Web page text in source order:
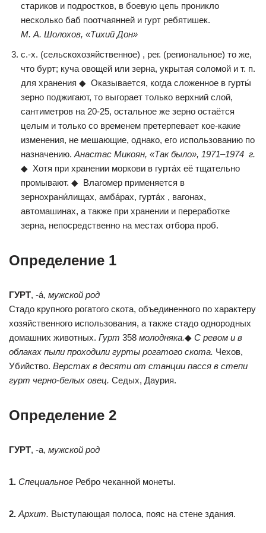
стариков и подростков, в боевую цепь проникло
несколько баб поотчаянней и гурт ребятишек.
М. А. Шолохов, «Тихий Дон»
с.-х. (сельскохозяйственное) , рег. (региональное) то же,
что бурт; куча овощей или зерна, укрытая соломой и т. п.
для хранения ◆ Оказывается, когда сложенное в гурты́
зерно поджигают, то выгорает только верхний слой,
сантиметров на 20-25, остальное же зерно остаётся
целым и только со временем претерпевает кое-какие
изменения, не мешающие, однако, его использованию по
назначению. Анастас Микоян, «Так было», 1971–1974 г.
◆ Хотя при хранении моркови в гурта́х её тщательно
промывают. ◆ Влагомер применяется в
зернохрани́лищах, амба́рах, гурта́х , вагонах,
автомашинах, а также при хранении и переработке
зерна, непосредственно на местах отбора проб.
Определение 1
ГУРТ, -а́, мужской род
Стадо крупного рогатого скота, объединенного по характеру
хозяйственного использования, а также стадо однородных
домашних животных. Гурт 358 молодняка.◆ С ревом и в
облаках пыли проходили гурты рогатого скота. Чехов,
Убийство. Верстах в десяти от станции пасся в степи
гурт черно-белых овец. Седых, Даурия.
Определение 2
ГУРТ, -а, мужской род
1. Специальное Ребро чеканной монеты.
2. Архит. Выступающая полоса, пояс на стене здания.